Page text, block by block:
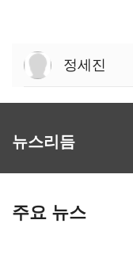
정세진
뉴스리듬
주요 뉴스